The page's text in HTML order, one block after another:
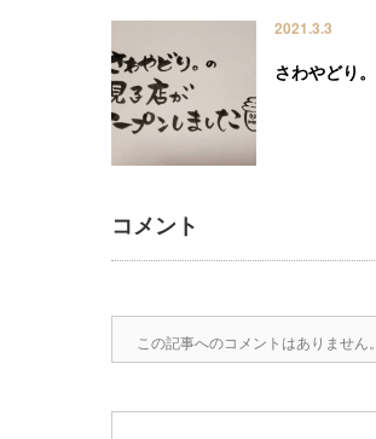
2021.3.3
さわやどり
コメント
この記事へのコメントはありません。